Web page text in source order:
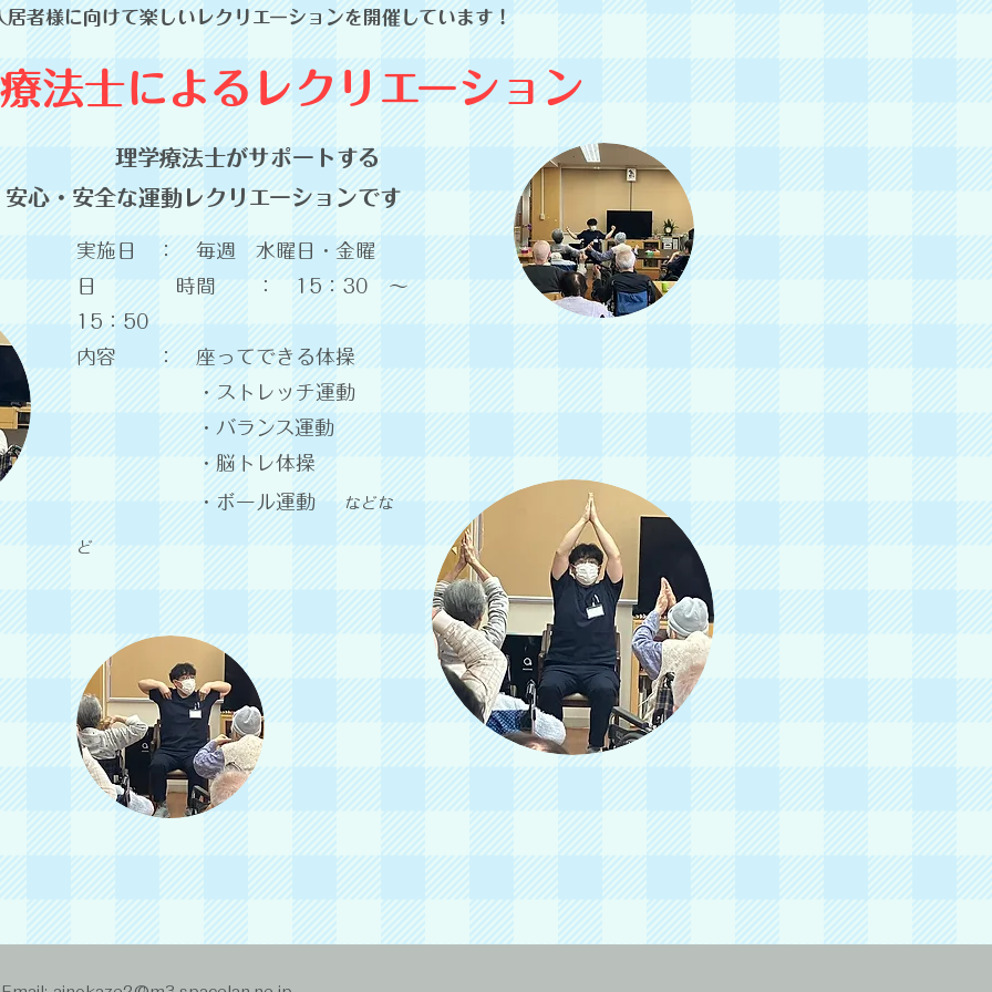
居者様に向けて楽しいレクリエーションを開催しています！
法士によるレクリエーション
理学療法士がサポートする
安心・安全な運動レクリエーションです​
実施日 ： 毎週 水曜日・金曜
日時間 ： 15：30 ～
15：50
内容 ： 座ってできる体操
・ストレッチ運動
・バランス運動
・脳トレ体操
・ボール運動
などな
ど